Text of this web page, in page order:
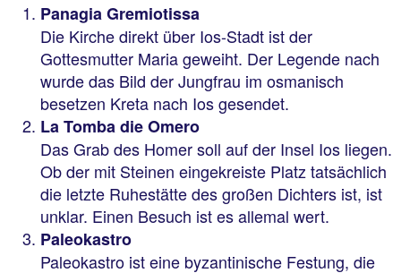
Panagia Gremiotissa
Die Kirche direkt über Ios-Stadt ist der
Gottesmutter Maria geweiht. Der Legende nach
wurde das Bild der Jungfrau im osmanisch
besetzen Kreta nach Ios gesendet.
La Tomba die Omero
Das Grab des Homer soll auf der Insel Ios liegen.
Ob der mit Steinen eingekreiste Platz tatsächlich
die letzte Ruhestätte des großen Dichters ist, ist
unklar. Einen Besuch ist es allemal wert.
Paleokastro
Paleokastro ist eine byzantinische Festung, die